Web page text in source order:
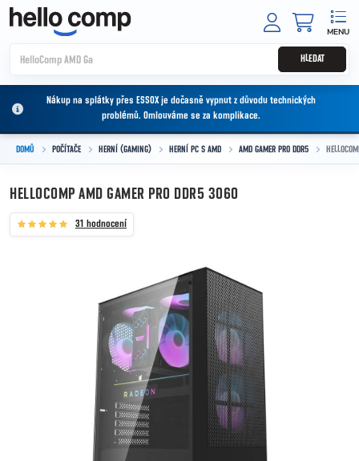
Přejít na obsah
HLEDAT
Nákup na splátky přes ESSOX je dočasně vypnut z důvodu technických
problémů. Omlouváme se za komplikace.
DOMŮ POČÍTAČE HERNÍ (GAMING) HERNÍ PC S AMD AMD GAMER PRO DDR5
HELLOCOMP AMD GAMER PRO DDR5 3060
31 hodnocení